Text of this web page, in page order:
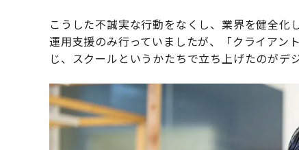
こうした不誠実な行動をなくし、業界を健全
運用支援のみ行っていましたが、「クライアン
じ、スクールというかたちで立ち上げたのがデ